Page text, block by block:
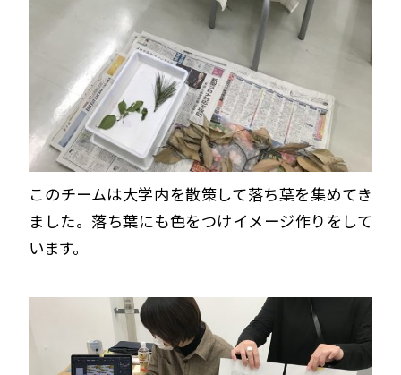
このチームは大学内を散策して落ち葉を集めてき
ました。落ち葉にも色をつけイメージ作りをして
います。